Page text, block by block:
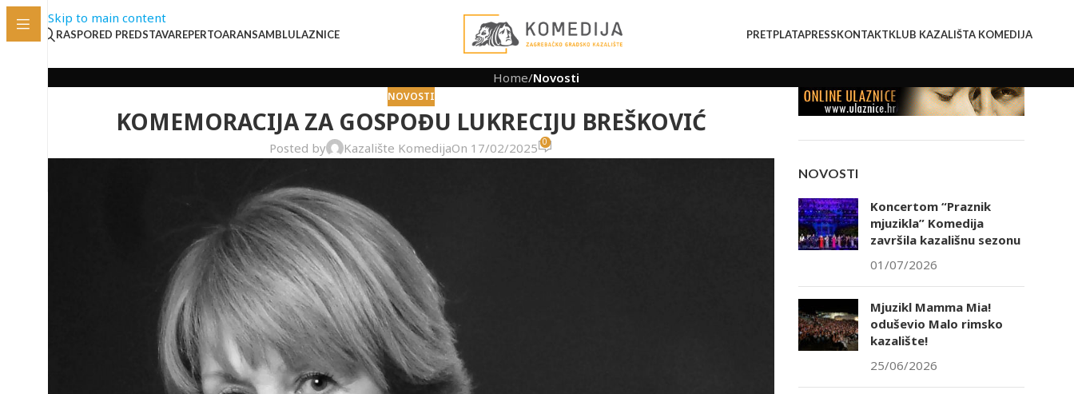
Skip to main content
RASPORED PREDSTAVAREPERTOARANSAMBLULAZNICE PRETPLATAPRESSKONTAKTKLUB KAZALIŠTA KOMEDIJA
Home/Novosti
NOVOSTI
KOMEMORACIJA ZA GOSPOĐU LUKRECIJU BREŠKOVIĆ
Posted by Kazalište KomedijaOn 17/02/2025 0
NOVOSTI
Koncertom “Praznik
mjuzikla” Komedija
završila kazališnu sezonu
01/07/2026
Mjuzikl Mamma Mia!
oduševio Malo rimsko
kazalište!
25/06/2026